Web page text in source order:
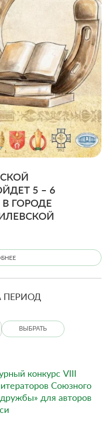
5 – 6
В ГОРОДЕ
ПЕРИОД
ВЫБРАТЬ
конкурс VIII
Союзного
для авторов